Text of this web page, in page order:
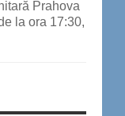
Prahova
la ora 17:30,